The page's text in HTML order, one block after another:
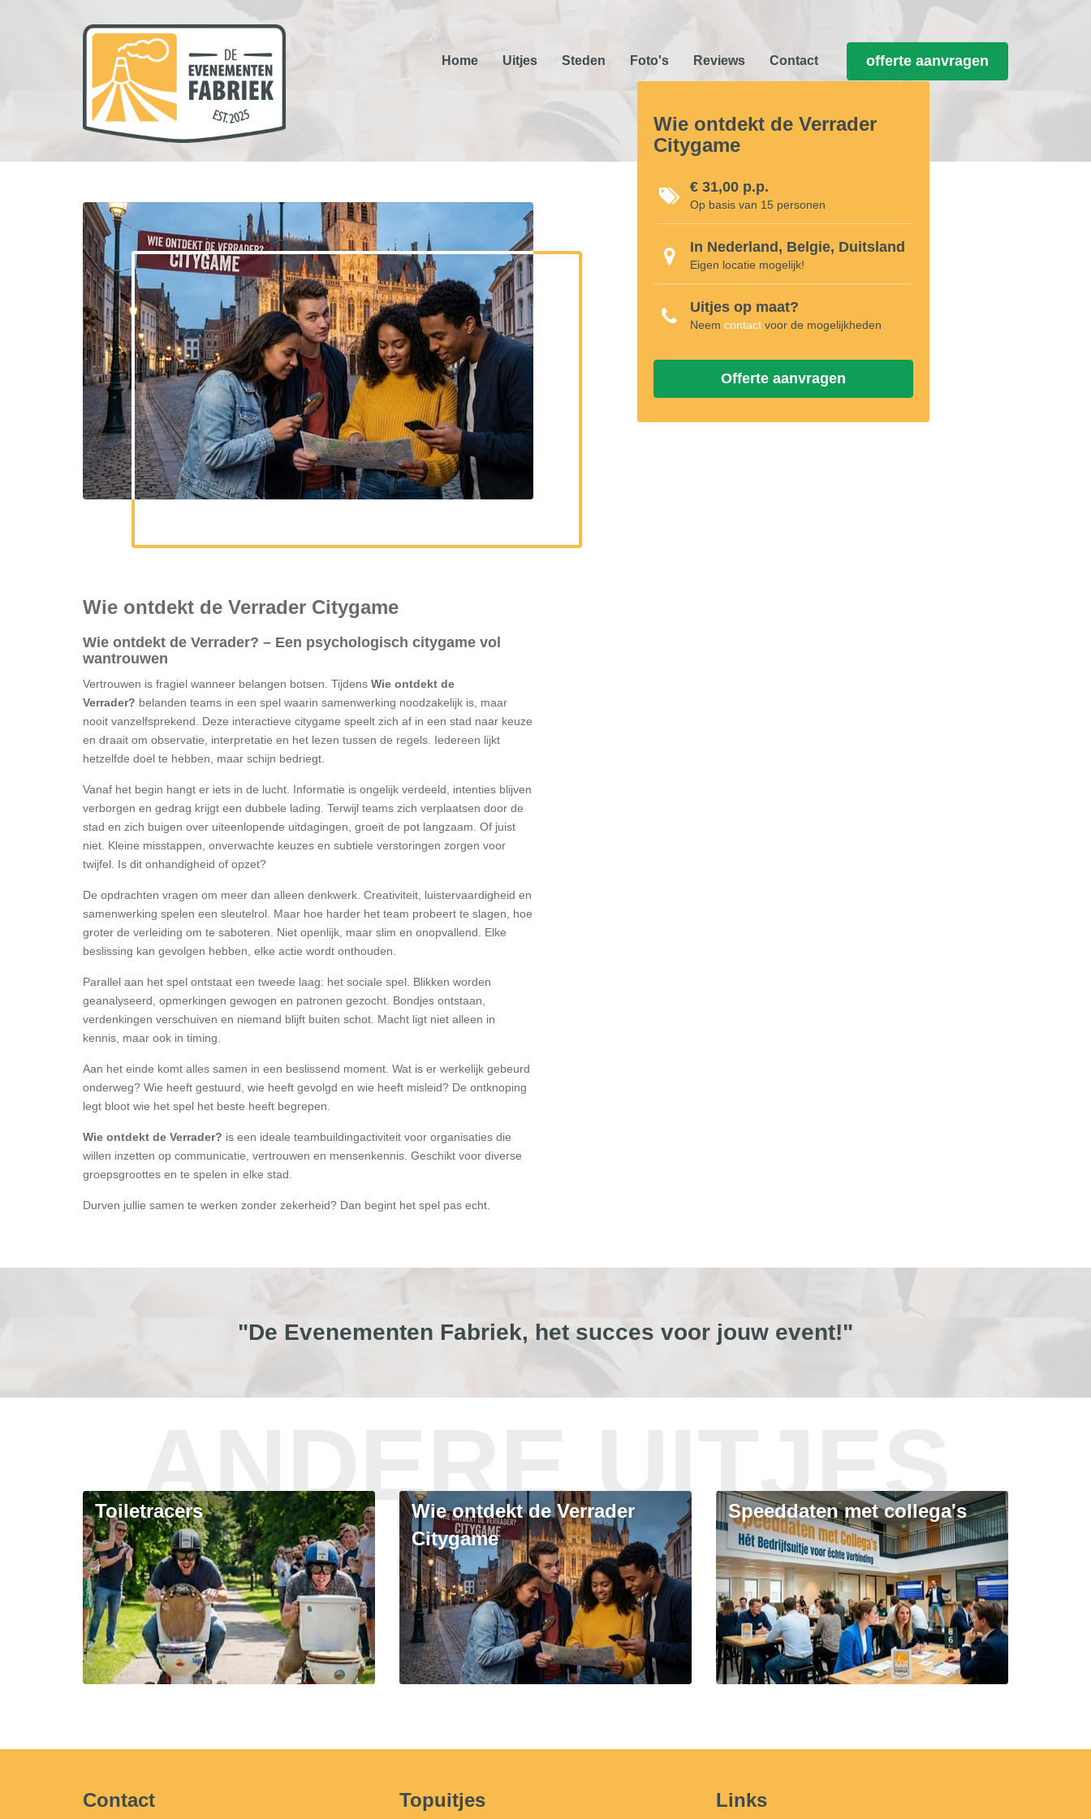
Home Uitjes Steden Foto's Reviews Contact offerte aanvragen
Wie ontdekt de Verrader Citygame
Wie ontdekt de Verrader? – Een psychologisch citygame vol
wantrouwen
Vertrouwen is fragiel wanneer belangen botsen. Tijdens Wie ontdekt de
Verrader? belanden teams in een spel waarin samenwerking noodzakelijk is, maar
nooit vanzelfsprekend. Deze interactieve citygame speelt zich af in een stad naar keuze
en draait om observatie, interpretatie en het lezen tussen de regels. Iedereen lijkt
hetzelfde doel te hebben, maar schijn bedriegt.
Vanaf het begin hangt er iets in de lucht. Informatie is ongelijk verdeeld, intenties blijven
verborgen en gedrag krijgt een dubbele lading. Terwijl teams zich verplaatsen door de
stad en zich buigen over uiteenlopende uitdagingen, groeit de pot langzaam. Of juist
niet. Kleine misstappen, onverwachte keuzes en subtiele verstoringen zorgen voor
twijfel. Is dit onhandigheid of opzet?
De opdrachten vragen om meer dan alleen denkwerk. Creativiteit, luistervaardigheid en
samenwerking spelen een sleutelrol. Maar hoe harder het team probeert te slagen, hoe
groter de verleiding om te saboteren. Niet openlijk, maar slim en onopvallend. Elke
beslissing kan gevolgen hebben, elke actie wordt onthouden.
Parallel aan het spel ontstaat een tweede laag: het sociale spel. Blikken worden
geanalyseerd, opmerkingen gewogen en patronen gezocht. Bondjes ontstaan,
verdenkingen verschuiven en niemand blijft buiten schot. Macht ligt niet alleen in
kennis, maar ook in timing.
Aan het einde komt alles samen in een beslissend moment. Wat is er werkelijk gebeurd
onderweg? Wie heeft gestuurd, wie heeft gevolgd en wie heeft misleid? De ontknoping
legt bloot wie het spel het beste heeft begrepen.
Wie ontdekt de Verrader? is een ideale teambuildingactiviteit voor organisaties die
willen inzetten op communicatie, vertrouwen en mensenkennis. Geschikt voor diverse
groepsgroottes en te spelen in elke stad.
Durven jullie samen te werken zonder zekerheid? Dan begint het spel pas echt.
Wie ontdekt de Verrader
Citygame
€ 31,00 p.p.
Op basis van 15 personen
In Nederland, Belgie, Duitsland
Eigen locatie mogelijk!
Uitjes op maat?
Neem contactvoor de mogelijkheden
Offerte aanvragen
"De Evenementen Fabriek, het succes voor jouw event!"
ANDERE UITJES
Toiletracers
Wie ontdekt de Verrader
Citygame
Speeddaten met collega's
Contact Topuitjes Links